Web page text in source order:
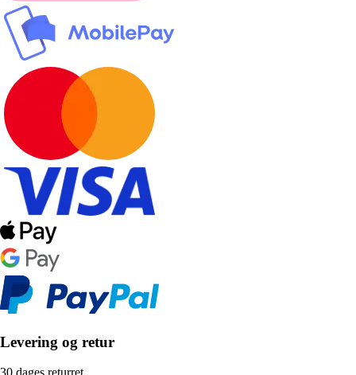
Levering og retur